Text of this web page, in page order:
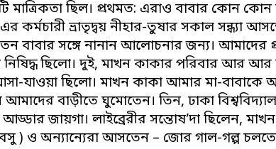
মাত্রিকতা ছিল। প্রথমত: এরাও বাবার কোন
ভ্রাতৃদ্বয় নীহার-তুষার সকাল সন্ধ্যা
বাবার সঙ্গে নানান আলোচনার জন্য। আমাদের
ছিলো। দুই, মাখন কাকার পরিবার আর
যাওয়া ছিলো। মাখন কাকা আমার মা-বাবাকে
বাড়ীতে ঘুমোতেন। তিন, ঢাকা
জায়গা। লাইব্রেরীর সন্তোষ’দা ছিলেন,
বসু ) ও অন্যান্যেরা আসতেন – জোর গাল-গল্প